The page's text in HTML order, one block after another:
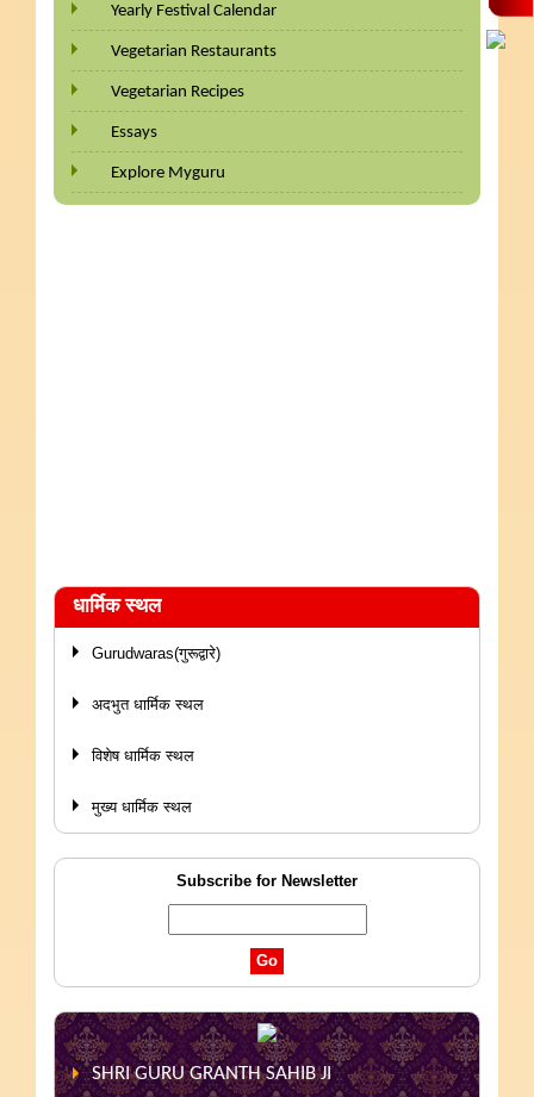
Yearly Festival Calendar
Vegetarian Restaurants
Vegetarian Recipes
Essays
Explore Myguru
धार्मिक स्थल
Gurudwaras(गुरूद्वारे)
अदभुत धार्मिक स्थल
विशेष धार्मिक स्थल
मुख्य धार्मिक स्थल
Subscribe for Newsletter
SHRI GURU GRANTH SAHIB JI